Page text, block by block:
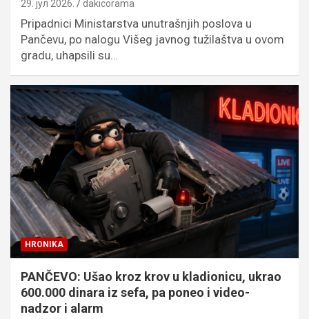
29. јул 2026. dakicorama
Pripadnici Ministarstva unutrašnjih poslova u
Pančevu, po nalogu Višeg javnog tužilaštva u ovom
gradu, uhapsili su…
HRONIKA
PANČEVO: Ušao kroz krov u kladionicu, ukrao
600.000 dinara iz sefa, pa poneo i video-
nadzor i alarm